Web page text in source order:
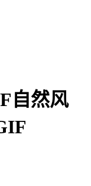
自然风